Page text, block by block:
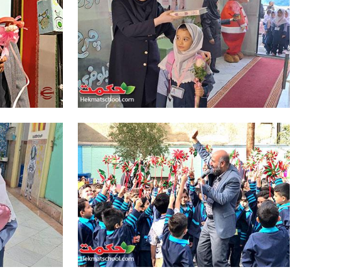
نواختن جشن شکوفه ها دبستان دخترانه
حکمت نبوی
جشن شکوفه ها دبستان دخترانه حکمت نبوی